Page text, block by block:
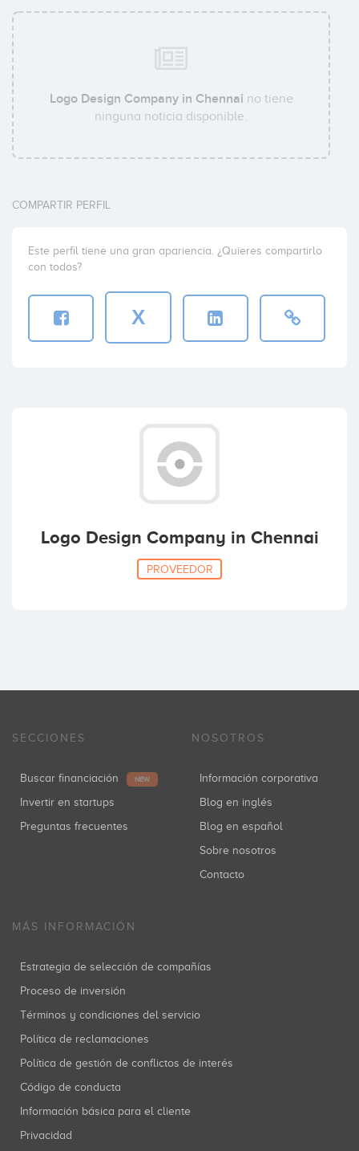
Logo Design Company in Chennai no tiene
ninguna noticia disponible.
COMPARTIR PERFIL
Este perfil tiene una gran apariencia. ¿Quieres compartirlo
con todos?
X
Logo Design Company in Chennai
PROVEEDOR
SECCIONES
Buscar financiación NEW
Invertir en startups
Preguntas frecuentes
NOSOTROS
Información corporativa
Blog en inglés
Blog en español
Sobre nosotros
Contacto
MÁS INFORMACIÓN
Estrategia de selección de compañías
Proceso de inversión
Términos y condiciones del servicio
Política de reclamaciones
Política de gestión de conflictos de interés
Código de conducta
Información básica para el cliente
Privacidad